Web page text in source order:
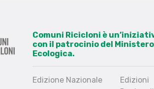
Comuni Ricicloni è
con il patrocinio del
Ecologica.
Edizione Nazionale
Edizioni